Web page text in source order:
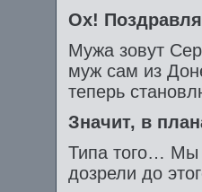
Ох!
Мужа зовут
муж сам из
теперь
Значит, в
Типа того… Мы
дозрели до